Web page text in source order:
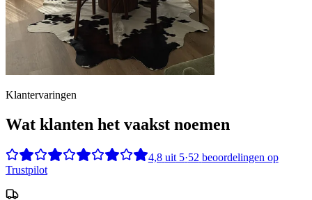
Klantervaringen
Wat klanten het vaakst noemen
4,8 uit5·52 beoordelingen op
Trustpilot